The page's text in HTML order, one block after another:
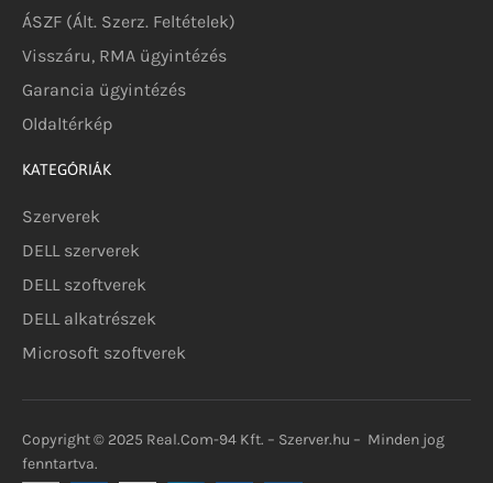
ÁSZF (Ált. Szerz. Feltételek)
Visszáru, RMA ügyintézés
Garancia ügyintézés
Oldaltérkép
KATEGÓRIÁK
Szerverek
DELL szerverek
DELL szoftverek
DELL alkatrészek
Microsoft szoftverek
Copyright © 2025 Real.Com-94 Kft. – Szerver.hu – Minden jog
fenntartva.